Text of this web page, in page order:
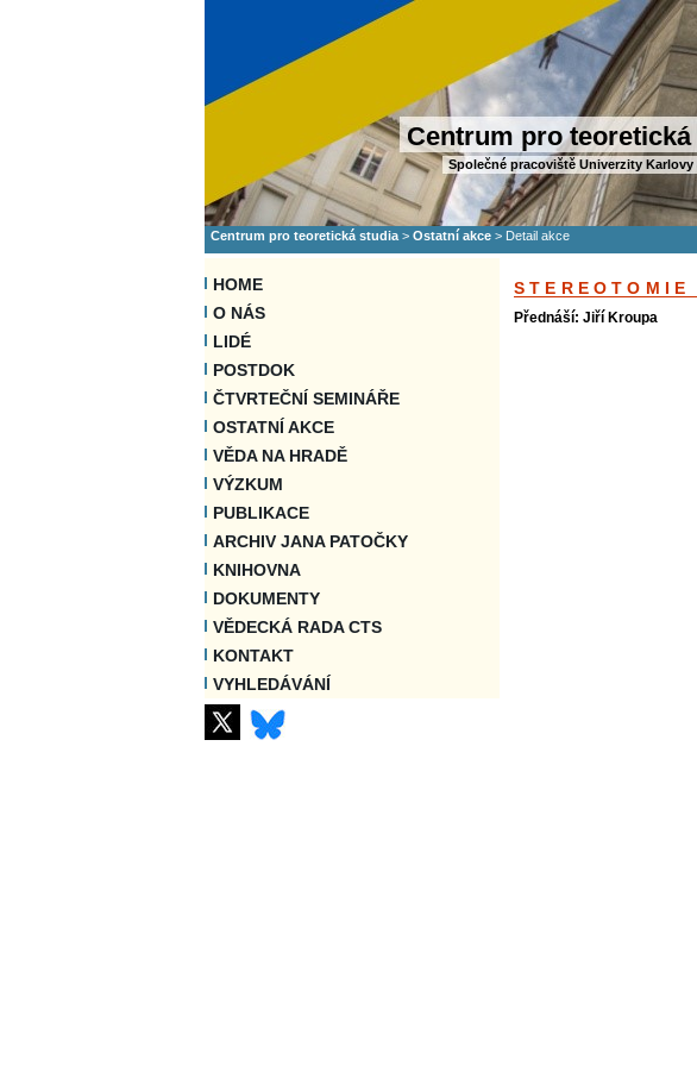
Centrum pro
Společné pracoviště Univerzity
Centrum pro teoretická studia > Ostatní akce > Detail akce
HOME
O NÁS
LIDÉ
POSTDOK
ČTVRTEČNÍ SEMINÁŘE
OSTATNÍ AKCE
VĚDA NA HRADĚ
VÝZKUM
PUBLIKACE
ARCHIV JANA PATOČKY
KNIHOVNA
DOKUMENTY
VĚDECKÁ RADA CTS
KONTAKT
VYHLEDÁVÁNÍ
Přednáší: Jiří Kroupa